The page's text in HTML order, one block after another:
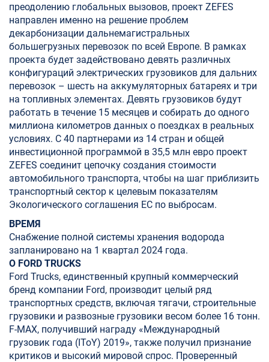
преодолению глобальных вызовов, проект ZEFES
направлен именно на решение проблем
декарбонизации дальнемагистральных
большегрузных перевозок по всей Европе. В рамках
проекта будет задействовано девять различных
конфигураций электрических грузовиков для дальних
перевозок – шесть на аккумуляторных батареях и три
на топливных элементах. Девять грузовиков будут
работать в течение 15 месяцев и собирать до одного
миллиона километров данных о поездках в реальных
условиях. С 40 партнерами из 14 стран и общей
инвестиционной программой в 35,5 млн евро проект
ZEFES соединит цепочку создания стоимости
автомобильного транспорта, чтобы на шаг приблизить
транспортный сектор к целевым показателям
Экологического соглашения ЕС по выбросам.
ВРЕМЯ
Снабжение полной системы хранения водорода
запланировано на 1 квартал 2024 года.
О FORD TRUCKS
Ford Trucks, единственный крупный коммерческий
бренд компании Ford, производит целый ряд
транспортных средств, включая тягачи, строительные
грузовики и развозные грузовики весом более 16 тонн.
F-MAX, получивший награду «Международный
грузовик года (IToY) 2019», также получил признание
критиков и высокий мировой спрос. Проверенный